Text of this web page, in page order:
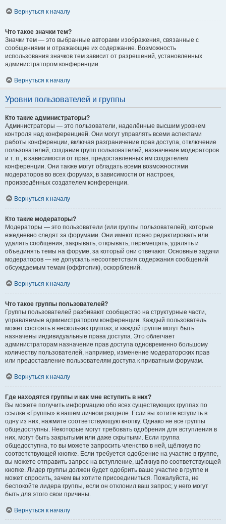
Вернуться к началу
Что такое значки тем?
Значки тем — это выбранные авторами изображения, связанные с
сообщениями и отражающие их содержание. Возможность
использования значков тем зависит от разрешений, установленных
администратором конференции.
Вернуться к началу
Уровни пользователей и группы
Кто такие администраторы?
Администраторы — это пользователи, наделённые высшим уровнем
контроля над конференцией. Они могут управлять всеми аспектами
работы конференции, включая разграничение прав доступа, отключение
пользователей, создание групп пользователей, назначение модераторов
и т. п., в зависимости от прав, предоставленных им создателем
конференции. Они также могут обладать всеми возможностями
модераторов во всех форумах, в зависимости от настроек,
произведённых создателем конференции.
Вернуться к началу
Кто такие модераторы?
Модераторы — это пользователи (или группы пользователей), которые
ежедневно следят за форумами. Они имеют право редактировать или
удалять сообщения, закрывать, открывать, перемещать, удалять и
объединять темы на форуме, за который они отвечают. Основные задачи
модераторов — не допускать несоответствия содержания сообщений
обсуждаемым темам (оффтопик), оскорблений.
Вернуться к началу
Что такое группы пользователей?
Группы пользователей разбивают сообщество на структурные части,
управляемые администратором конференции. Каждый пользователь
может состоять в нескольких группах, и каждой группе могут быть
назначены индивидуальные права доступа. Это облегчает
администраторам назначение прав доступа одновременно большому
количеству пользователей, например, изменение модераторских прав
или предоставление пользователям доступа к приватным форумам.
Вернуться к началу
Где находятся группы и как мне вступить в них?
Вы можете получить информацию обо всех существующих группах по
ссылке «Группы» в вашем личном разделе. Если вы хотите вступить в
одну из них, нажмите соответствующую кнопку. Однако не все группы
общедоступны. Некоторые могут требовать одобрения для вступления в
них, могут быть закрытыми или даже скрытыми. Если группа
общедоступна, то вы можете запросить членство в ней, щёлкнув по
соответствующей кнопке. Если требуется одобрение на участие в группе,
вы можете отправить запрос на вступление, щёлкнув по соответствующей
кнопке. Лидер группы должен будет одобрить ваше участие в группе и
может спросить, зачем вы хотите присоединиться. Пожалуйста, не
беспокойте лидера группы, если он отклонил ваш запрос; у него могут
быть для этого свои причины.
Вернуться к началу